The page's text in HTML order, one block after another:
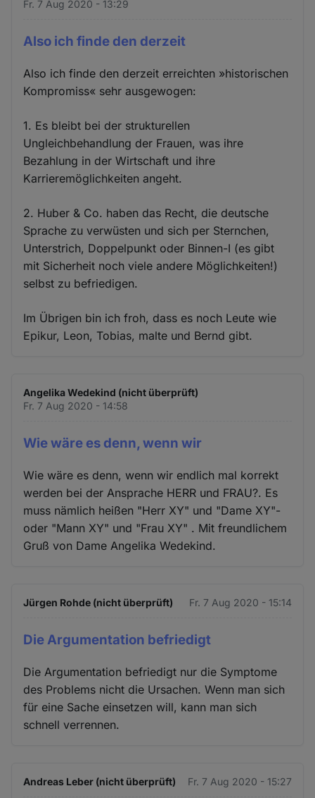
Fr. 7 Aug 2020 - 13:29
Also ich finde den derzeit
Also ich finde den derzeit erreichten »historischen
Kompromiss« sehr ausgewogen:
1. Es bleibt bei der strukturellen
Ungleichbehandlung der Frauen, was ihre
Bezahlung in der Wirtschaft und ihre
Karrieremöglichkeiten angeht.
2. Huber & Co. haben das Recht, die deutsche
Sprache zu verwüsten und sich per Sternchen,
Unterstrich, Doppelpunkt oder Binnen-I (es gibt
mit Sicherheit noch viele andere Möglichkeiten!)
selbst zu befriedigen.
Im Übrigen bin ich froh, dass es noch Leute wie
Epikur, Leon, Tobias, malte und Bernd gibt.
Angelika Wedekind (nicht überprüft)
Fr. 7 Aug 2020 - 14:58
Wie wäre es denn, wenn wir
Wie wäre es denn, wenn wir endlich mal korrekt
werden bei der Ansprache HERR und FRAU?. Es
muss nämlich heißen "Herr XY" und "Dame XY"-
oder "Mann XY" und "Frau XY" . Mit freundlichem
Gruß von Dame Angelika Wedekind.
Jürgen Rohde (nicht überprüft) Fr. 7 Aug 2020 - 15:14
Die Argumentation befriedigt
Die Argumentation befriedigt nur die Symptome
des Problems nicht die Ursachen. Wenn man sich
für eine Sache einsetzen will, kann man sich
schnell verrennen.
Andreas Leber (nicht überprüft) Fr. 7 Aug 2020 - 15:27